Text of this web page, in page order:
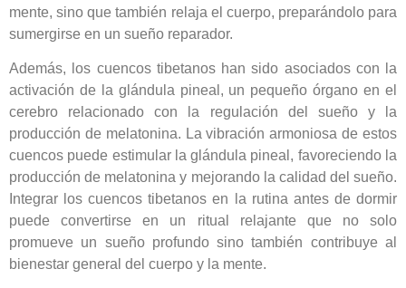
mente, sino que también relaja el cuerpo, preparándolo para
sumergirse en un sueño reparador.
Además, los cuencos tibetanos han sido asociados con la
activación de la glándula pineal, un pequeño órgano en el
cerebro relacionado con la regulación del sueño y la
producción de melatonina. La vibración armoniosa de estos
cuencos puede estimular la glándula pineal, favoreciendo la
producción de melatonina y mejorando la calidad del sueño.
Integrar los cuencos tibetanos en la rutina antes de dormir
puede convertirse en un ritual relajante que no solo
promueve un sueño profundo sino también contribuye al
bienestar general del cuerpo y la mente.